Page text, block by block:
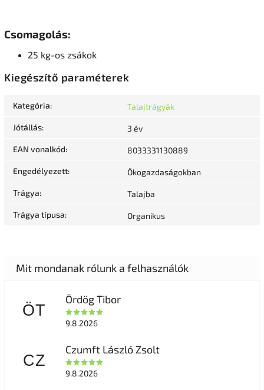
Csomagolás:
25 kg-os zsákok
Kiegészítő paraméterek
Kategória: Talajtrágyák
Jótállás: 3 év
EAN vonalkód: 8033331130889
Engedélyezett: Ökogazdaságokban
Trágya: Talajba
Trágya típusa: Organikus
ÖT
Ördög Tibor
9.8.2026
CZ
Czumft László Zsolt
9.8.2026